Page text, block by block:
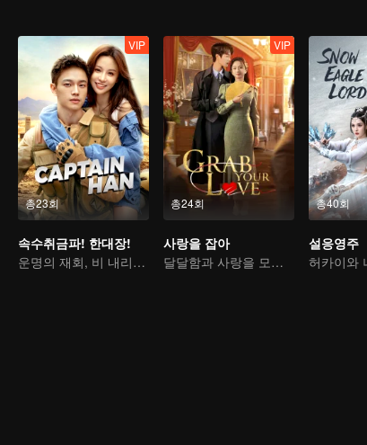
총23회
VIP
속수취금파! 한대장!
운명의 재회, 비 내리는 숲속의 사랑
총24회
VIP
사랑을 잡아
달달함과 사랑을 모두 가진 친잔과 민장시
총40회
설응영주